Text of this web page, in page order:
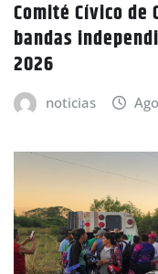
Comité Cívico de
bandas
2026
noticias